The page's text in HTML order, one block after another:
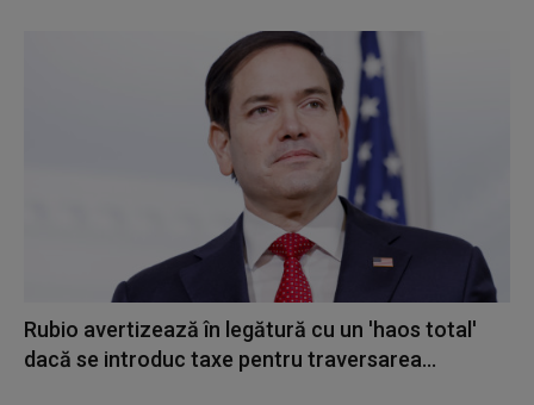
Rubio avertizează în legătură cu un 'haos total'
dacă se introduc taxe pentru traversarea...